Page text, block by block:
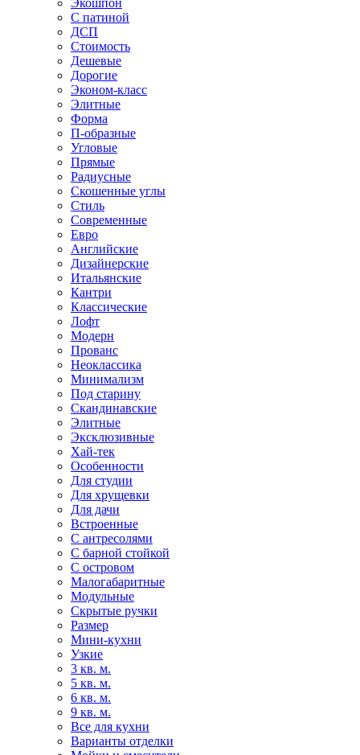
Экошпон
С патиной
ДСП
Стоимость
Дешевые
Дорогие
Эконом-класс
Элитные
Форма
П-образные
Угловые
Прямые
Радиусные
Скошенные углы
Стиль
Современные
Евро
Английские
Дизайнерские
Итальянские
Кантри
Классические
Лофт
Модерн
Прованс
Неоклассика
Минимализм
Под старину
Скандинавские
Элитные
Эксклюзивные
Хай-тек
Особенности
Для студии
Для хрущевки
Для дачи
Встроенные
С антресолями
С барной стойкой
С островом
Малогабаритные
Модульные
Скрытые ручки
Размер
Мини-кухни
Узкие
3 кв. м.
5 кв. м.
6 кв. м.
9 кв. м.
Все для кухни
Варианты отделки